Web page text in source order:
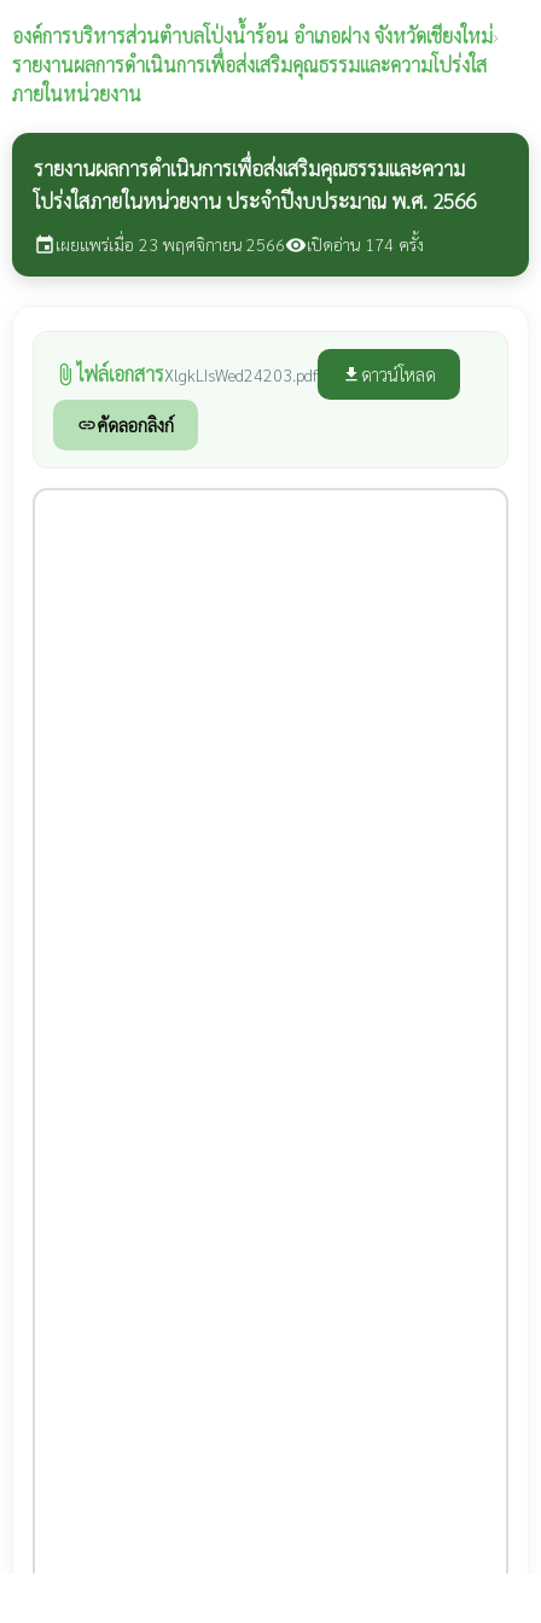
องค์การบริหารส่วนตำบลโป่งน้ำร้อน อำเภอฝาง จังหวัดเชียงใหม่›
รายงานผลการดำเนินการเพื่อส่งเสริมคุณธรรมและความโปร่งใส
ภายในหน่วยงาน
รายงานผลการดำเนินการเพื่อส่งเสริมคุณธรรมและความ
โปร่งใสภายในหน่วยงาน ประจำปีงบประมาณ พ.ศ. 2566
eventเผยแพร่เมื่อ 23 พฤศจิกายน 2566visibilityเปิดอ่าน 174 ครั้ง
attach_file ไฟล์เอกสารXlgkLIsWed24203.pdf file_download ดาวน์โหลด
linkคัดลอกลิงก์